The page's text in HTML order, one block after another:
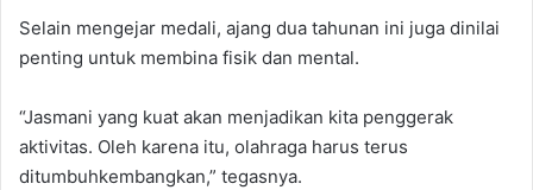
Selain mengejar medali, ajang dua tahunan ini juga dinilai
penting untuk membina fisik dan mental.
“Jasmani yang kuat akan menjadikan kita penggerak
aktivitas. Oleh karena itu, olahraga harus terus
ditumbuhkembangkan,” tegasnya.